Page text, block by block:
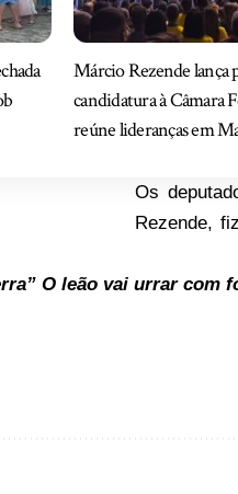
Márcio Rezende lança
candidatura à Câmara
reúne lideranças em
Os
Rezende,
O leão vai urrar com